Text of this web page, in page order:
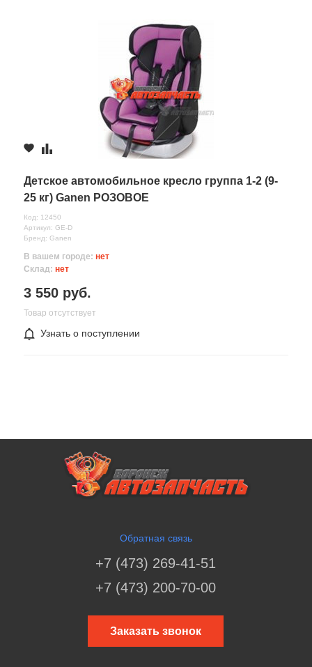
Детское автомобильное кресло группа 1-2 (9-
25 кг) Ganen РОЗОВОЕ
Код: 12450
Артикул: GE-D
Бренд: Ganen
В вашем городе: нет
Склад: нет
3 550 руб.
Товар отсутствует
Узнать о поступлении
Обратная связь
+7 (473) 269-41-51
+7 (473) 200-70-00
Заказать звонок